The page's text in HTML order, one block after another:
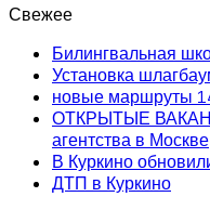
Свежее
Билингвальная
Установка
новые маршруты
ОТКРЫТЫЕ
агентства в Москве
В Куркино
ДТП в Куркино